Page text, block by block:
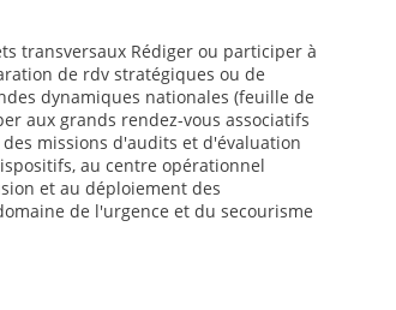
transversaux Rédiger ou participer à
de rdv stratégiques ou de
dynamiques nationales (feuille de
aux grands rendez-vous associatifs
missions d'audits et d'évaluation
au centre opérationnel
et au déploiement des
de l'urgence et du secourisme